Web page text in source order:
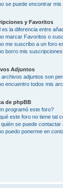
se puede encontrar
y Favoritos
es la diferencia entre
marcar Favoritos o
me suscribo a un foro
borro mis
Adjuntos
archivos adjuntos son
encuentro todos mis
de phpBB
programó este foro?
este foro no tiene tal
quién se puede
puedo ponerme en